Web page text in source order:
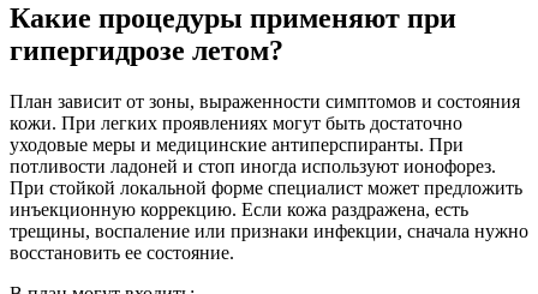
Какие процедуры применяют при
гипергидрозе летом?
План зависит от зоны, выраженности симптомов и состояния
кожи. При легких проявлениях могут быть достаточно
уходовые меры и медицинские антиперспиранты. При
потливости ладоней и стоп иногда используют ионофорез.
При стойкой локальной форме специалист может предложить
инъекционную коррекцию. Если кожа раздражена, есть
трещины, воспаление или признаки инфекции, сначала нужно
восстановить ее состояние.